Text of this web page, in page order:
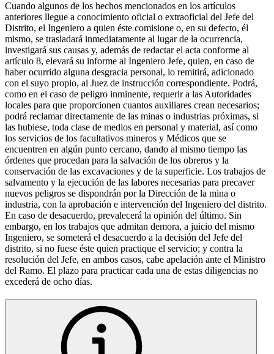
Cuando algunos de los hechos mencionados en los artículos
anteriores llegue a conocimiento oficial o extraoficial del Jefe del
Distrito, el Ingeniero a quien éste comisione o, en su defecto, él
mismo, se trasladará inmediatamente al lugar de la ocurrencia,
investigará sus causas y, además de redactar el acta conforme al
artículo 8, elevará su informe al Ingeniero Jefe, quien, en caso de
haber ocurrido alguna desgracia personal, lo remitirá, adicionado
con el suyo propio, al Juez de instrucción correspondiente. Podrá,
como en el caso de peligro inminente, requerir a las Autoridades
locales para que proporcionen cuantos auxiliares crean necesarios;
podrá reclamar directamente de las minas o industrias próximas, si
las hubiese, toda clase de medios en personal y material, así como
los servicios de los facultativos mineros y Médicos que se
encuentren en algún punto cercano, dando al mismo tiempo las
órdenes que procedan para la salvación de los obreros y la
conservación de las excavaciones y de la superficie. Los trabajos de
salvamento y la ejecución de las labores necesarias para precaver
nuevos peligros se dispondrán por la Dirección de la mina o
industria, con la aprobación e intervención del Ingeniero del distrito.
En caso de desacuerdo, prevalecerá la opinión del último. Sin
embargo, en los trabajos que admitan demora, a juicio del mismo
Ingeniero, se someterá el desacuerdo a la decisión del Jefe del
distrito, si no fuese éste quien practique el servicio; y contra la
resolución del Jefe, en ambos casos, cabe apelación ante el Ministro
del Ramo. El plazo para practicar cada una de estas diligencias no
excederá de ocho días.